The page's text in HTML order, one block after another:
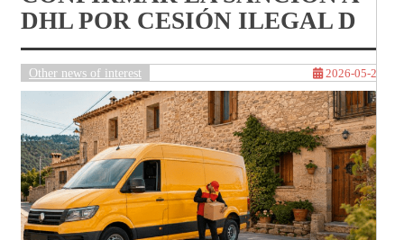
DHL POR CESIÓN ILEGAL D
Other news of interest 2026-05-28